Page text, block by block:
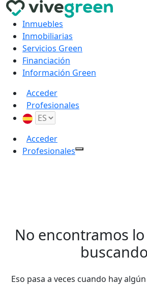
Inmuebles
Inmobiliarias
Servicios Green
Financiación
Información Green
Acceder
Profesionales
Acceder
Profesionales
No encontramos
buscando
Eso pasa a veces cuando hay